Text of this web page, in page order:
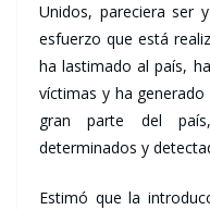
Unidos, pareciera ser
esfuerzo que está
ha lastimado al país,
víctimas y ha
gran parte del
determinados y
Estimó que la